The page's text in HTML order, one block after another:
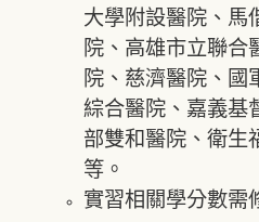
大學附設醫院、馬
院、高雄市立聯合
院、慈濟醫院、國
綜合醫院、嘉義基
部雙和醫院、衛生
等。
實習相關學分數需